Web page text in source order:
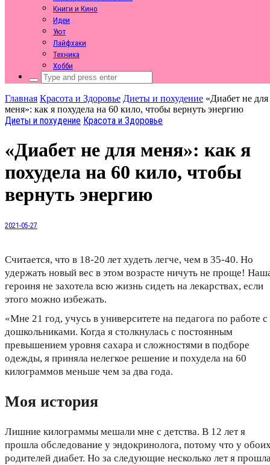
Книги и Кино
Идеи
Уют
Лайфхаки
Техника
Хобби
Search
for:
Главная Красота и Здоровье Диеты и похудение «Диабет не для
меня»: как я похудела на 60 кило, чтобы вернуть энергию
Диеты и похудение Красота и Здоровье
«Диабет не для меня»: как я
похудела на 60 кило, чтобы
вернуть энергию
2021-05-27
Считается, что в 18-20 лет худеть легче, чем в 35-40. Но
удержать новый вес в этом возрасте ничуть не проще!
героиня не захотела всю жизнь сидеть на лекарствах, если
этого можно избежать.
«Мне 21 год, учусь в университете на педагога по работе с
дошкольниками. Когда я столкнулась с постоянным
превышением уровня сахара и сложностями в подборе
одежды, я приняла нелегкое решение и похудела на 60
килограммов меньше чем за два года.
Моя история
Лишние килограммы мешали мне с детства. В 12 лет я
прошла обследование у эндокринолога, потому что у
родителей диабет. Но за следующие несколько лет я